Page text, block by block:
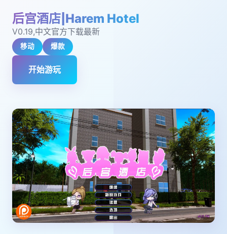
后宫酒店|Harem Hotel
V0.19,中文官方下载最新
移动 爆款
开始游玩